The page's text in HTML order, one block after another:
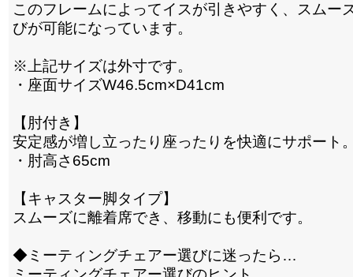
このフレームによってイスが引きやすく、スムー
びが可能になっています。
※上記サイズは外寸です。
・座面サイズW46.5cm×D41cm
【肘付き】
安定感が増し立ったり座ったりを快適にサポート
・肘高さ65cm
【キャスター脚タイプ】
スムーズに離着席でき、移動にも便利です。
◆ミーティングチェアー選びに迷ったら…